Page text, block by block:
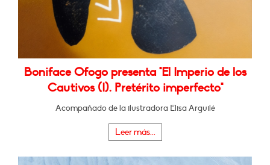
Boniface Ofogo presenta "El Imperio de los
Cautivos (I). Pretérito imperfecto"
Acompañado de la ilustradora Elisa Arguilé
Leer más...